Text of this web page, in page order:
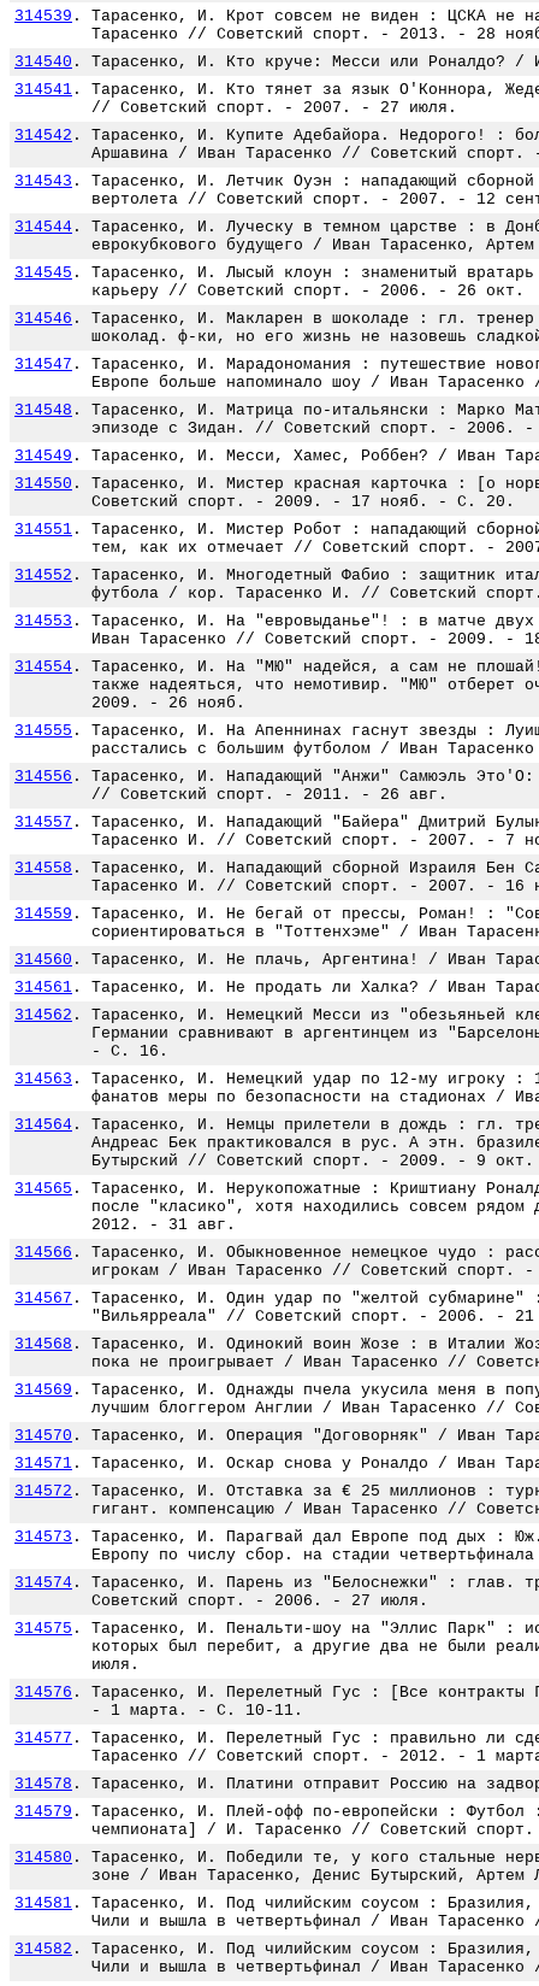
314539 .
Тарасенко, И. Крот совсем не виден : ЦСКА не
Тарасенко // Советский спорт. - 2013. - 28
314540 .
Тарасенко, И. Кто круче: Месси или Роналдо?
314541 .
Тарасенко, И. Кто тянет за язык О'Коннора,
// Советский спорт. - 2007. - 27 июля.
314542 .
Тарасенко, И. Купите Адебайора. Недорого! :
Аршавина / Иван Тарасенко // Советский
314543 .
Тарасенко, И. Летчик Оуэн : нападающий
вертолета // Советский спорт. - 2007. - 12
314544 .
Тарасенко, И. Луческу в темном царстве : в
еврокубкового будущего / Иван Тарасенко,
314545 .
Тарасенко, И. Лысый клоун : знаменитый
карьеру // Советский спорт. - 2006. - 26 окт.
314546 .
Тарасенко, И. Макларен в шоколаде : гл. тренер
шоколад. ф-ки, но его жизнь не назовешь
314547 .
Тарасенко, И. Марадономания : путешествие
Европе больше напоминало шоу / Иван
314548 .
Тарасенко, И. Матрица по-итальянски : Марко
эпизоде с Зидан. // Советский спорт. - 2006.
314549 .
Тарасенко, И. Месси, Хамес, Роббен? / Иван
314550 .
Тарасенко, И. Мистер красная карточка : [о
Советский спорт. - 2009. - 17 нояб. - С. 20.
314551 .
Тарасенко, И. Мистер Робот : нападающий
тем, как их отмечает // Советский спорт. -
314552 .
Тарасенко, И. Многодетный Фабио : защитник
футбола / кор. Тарасенко И. // Советский
314553 .
Тарасенко, И. На "евровыданье"! : в матче
Иван Тарасенко // Советский спорт. - 2009. -
314554 .
Тарасенко, И. На "МЮ" надейся, а сам не
также надеяться, что немотивир. "МЮ"
2009. - 26 нояб.
314555 .
Тарасенко, И. На Апеннинах гаснут звезды :
расстались с большим футболом / Иван
314556 .
Тарасенко, И. Нападающий "Анжи" Самюэль
// Советский спорт. - 2011. - 26 авг.
314557 .
Тарасенко, И. Нападающий "Байера" Дмитрий
Тарасенко И. // Советский спорт. - 2007. - 7
314558 .
Тарасенко, И. Нападающий сборной Израиля Бен
Тарасенко И. // Советский спорт. - 2007. - 16
314559 .
Тарасенко, И. Не бегай от прессы, Роман! :
сориентироваться в "Тоттенхэме" / Иван
314560 .
Тарасенко, И. Не плачь, Аргентина! / Иван
314561 .
Тарасенко, И. Не продать ли Халка? / Иван
314562 .
Тарасенко, И. Немецкий Месси из "обезьяньей
Германии сравнивают в аргентинцем из
- С. 16.
314563 .
Тарасенко, И. Немецкий удар по 12-му игроку :
фанатов меры по безопасности на стадионах /
314564 .
Тарасенко, И. Немцы прилетели в дождь : гл.
Андреас Бек практиковался в рус. А этн.
Бутырский // Советский спорт. - 2009. - 9 окт.
314565 .
Тарасенко, И. Нерукопожатные : Криштиану
после "класико", хотя находились совсем
2012. - 31 авг.
314566 .
Тарасенко, И. Обыкновенное немецкое чудо :
игрокам / Иван Тарасенко // Советский
314567 .
Тарасенко, И. Один удар по "желтой субмарине"
"Вильярреала" // Советский спорт. - 2006. -
314568 .
Тарасенко, И. Одинокий воин Жозе : в Италии
пока не проигрывает / Иван Тарасенко //
314569 .
Тарасенко, И. Однажды пчела укусила меня в
лучшим блоггером Англии / Иван Тарасенко //
314570 .
Тарасенко, И. Операция "Договорняк" / Иван
314571 .
Тарасенко, И. Оскар снова у Роналдо / Иван
314572 .
Тарасенко, И. Отставка за € 25 миллионов :
гигант. компенсацию / Иван Тарасенко //
314573 .
Тарасенко, И. Парагвай дал Европе под дых :
Европу по числу сбор. на стадии
314574 .
Тарасенко, И. Парень из "Белоснежки" : глав.
Советский спорт. - 2006. - 27 июля.
314575 .
Тарасенко, И. Пенальти-шоу на "Эллис Парк" :
которых был перебит, а другие два не были
июля.
314576 .
Тарасенко, И. Перелетный Гус : [Все
- 1 марта. - С. 10-11.
314577 .
Тарасенко, И. Перелетный Гус : правильно ли
Тарасенко // Советский спорт. - 2012. - 1
314578 .
Тарасенко, И. Платини отправит Россию на
314579 .
Тарасенко, И. Плей-офф по-европейски : Футбол
чемпионата] / И. Тарасенко // Советский
314580 .
Тарасенко, И. Победили те, у кого стальные
зоне / Иван Тарасенко, Денис Бутырский,
314581 .
Тарасенко, И. Под чилийским соусом :
Чили и вышла в четвертьфинал / Иван
314582 .
Тарасенко, И. Под чилийским соусом :
Чили и вышла в четвертьфинал / Иван